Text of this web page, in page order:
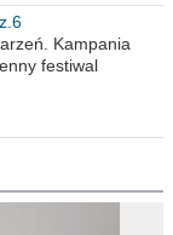
Kampania
festiwal